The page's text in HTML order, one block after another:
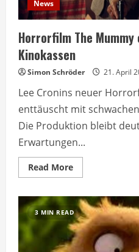
News
Horrorfilm The
Kinokassen
Simon Schröder 21. April
Lee Cronins neuer
enttäuscht mit
Die Produktion bleibt
Erwartungen...
Read MoreRead
more
The
Mummy
enttäuscht
an
den
Kinokassen
3 MIN READ